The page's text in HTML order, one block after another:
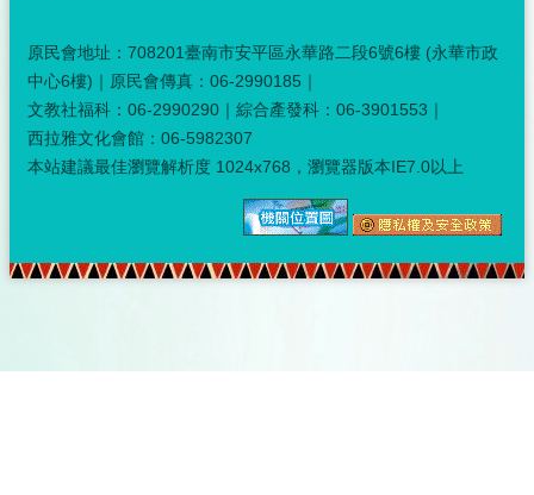
原民會地址：708201臺南市安平區永華路二段6號6樓 (永華市政
中心6樓)｜原民會傳真：06-2990185｜
文教社福科：06-2990290｜綜合產發科：06-3901553｜
西拉雅文化會館：06-5982307
本站建議最佳瀏覽解析度 1024x768，瀏覽器版本IE7.0以上